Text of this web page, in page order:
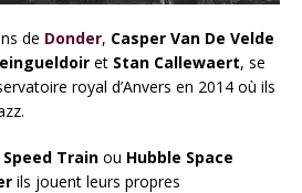
de Donder, Casper Van De Velde
et Stan Callewaert, se
royal d’Anvers en 2014 où ils
Train ou Hubble Space
ils jouent leurs propres